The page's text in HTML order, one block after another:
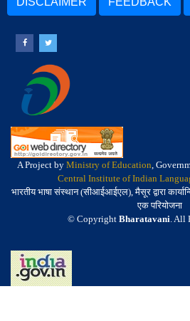
A Project by Ministry of Education,
Central Institute of Indian
भारतीय भाषा संस्थान (सीआईआईएल), मैसूर द्वारा
एक परियोजना
© Copyright Bharatavani. All